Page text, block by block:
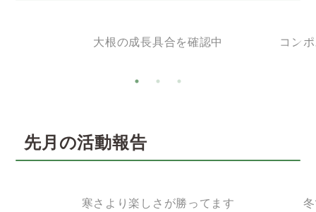
大根の成長具合を確認中 コン
先月の活動報告
寒さより楽しさが勝ってます